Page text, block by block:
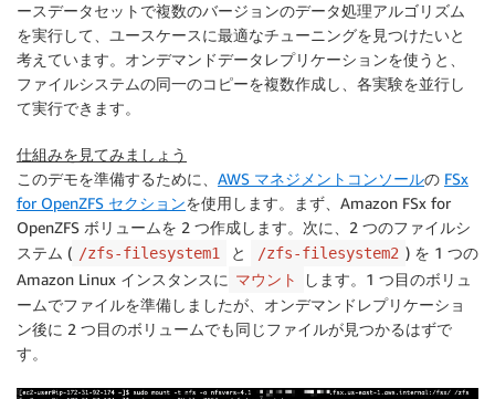
ースデータセットで複数のバージョンのデータ処理アルゴリズム
を実行して、ユースケースに最適なチューニングを見つけたいと
考えています。オンデマンドデータレプリケーションを使うと、
ファイルシステムの同一のコピーを複数作成し、各実験を並行し
て実行できます。
仕組みを見てみましょう
このデモを準備するために、 AWS マネジメントコンソールの FSx
for OpenZFS セクションを使用します。まず、Amazon FSx for
OpenZFS ボリュームを 2 つ作成します。次に、2 つのファイルシ
ステム ( /zfs-filesystem1 と /zfs-filesystem2 ) を 1 つの
Amazon Linux インスタンスに マウント
します。1 つ目のボリュ
ームでファイルを準備しましたが、オンデマンドレプリケーショ
ン後に 2 つ目のボリュームでも同じファイルが見つかるはずで
す。